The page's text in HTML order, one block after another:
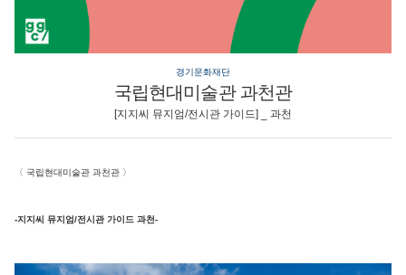
경기문화재단
국립현대미술관 과천관
[지지씨 뮤지엄/전시관 가이드] _ 과천
〈 국립현대미술관 과천관 〉
-지지씨 뮤지엄/전시관 가이드 과천-